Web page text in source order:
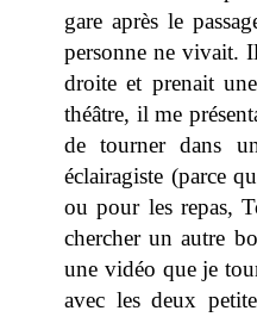
gare après le
personne ne vivait.
droite et prenait
théâtre, il me
de tourner dans
éclairagiste (parce
ou pour les repas,
chercher un autre
une vidéo que je
avec les deux